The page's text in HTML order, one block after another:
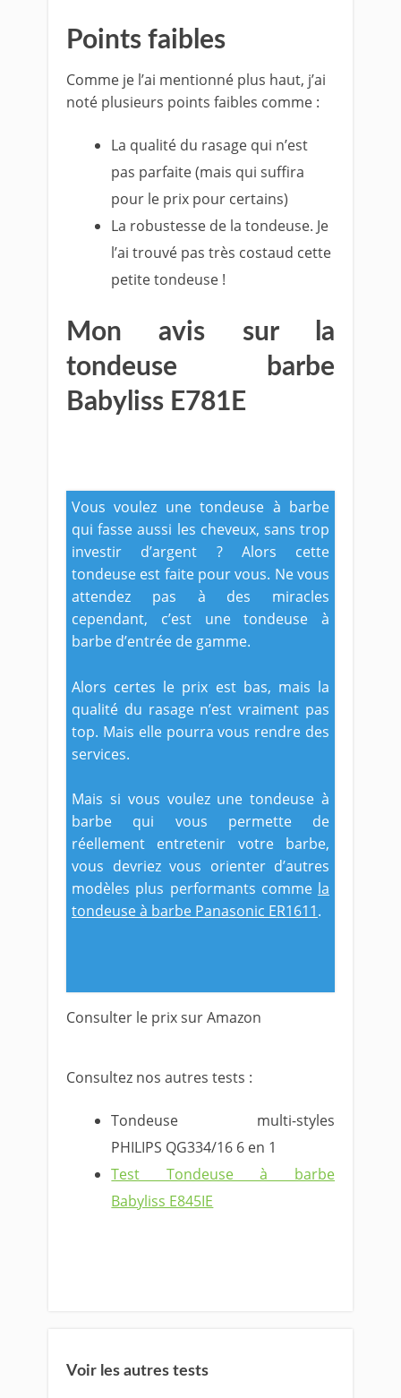
Points faibles
Comme je l’ai mentionné plus haut, j’ai
noté plusieurs points faibles comme :
La qualité du rasage qui n’est
pas parfaite (mais qui suffira
pour le prix pour certains)
La robustesse de la tondeuse. Je
l’ai trouvé pas très costaud cette
petite tondeuse !
Mon avis sur la
tondeuse barbe
Babyliss E781E
Vous voulez une tondeuse à barbe
qui fasse aussi les cheveux, sans trop
investir d’argent ? Alors cette
tondeuse est faite pour vous. Ne vous
attendez pas à des miracles
cependant, c’est une tondeuse à
barbe d’entrée de gamme.
Alors certes le prix est bas, mais la
qualité du rasage n’est vraiment pas
top. Mais elle pourra vous rendre des
services.
Mais si vous voulez une tondeuse à
barbe qui vous permette de
réellement entretenir votre barbe,
vous devriez vous orienter d’autres
modèles plus performants comme la
tondeuse à barbe Panasonic ER1611.
Consulter le prix sur Amazon
Consultez nos autres tests :
Tondeuse multi-styles
PHILIPS QG334/16 6 en 1
Test Tondeuse à barbe
Babyliss E845IE
Voir les autres tests